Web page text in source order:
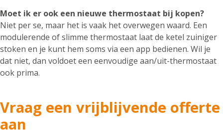
Moet ik er ook een nieuwe thermostaat bij kopen?
Niet per se, maar het is vaak het overwegen waard. Een
modulerende of slimme thermostaat laat de ketel zuiniger
stoken en je kunt hem soms via een app bedienen. Wil je
dat niet, dan voldoet een eenvoudige aan/uit-thermostaat
ook prima.
Vraag een vrijblijvende offerte
aan